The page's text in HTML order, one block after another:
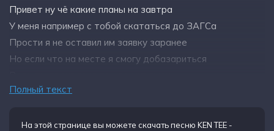
Привет ну чё какие планы на завтра
У меня например с тобой скататься до ЗАГСа
Прости я не оставил им заявку заранее
Но если что на месте я смогу добазариться
У меня конкретно от тебя течёт башня
Но знаешь что на самом деле важно мне
Полный текст
На этой странице вы можете скачать песню KEN TEE -